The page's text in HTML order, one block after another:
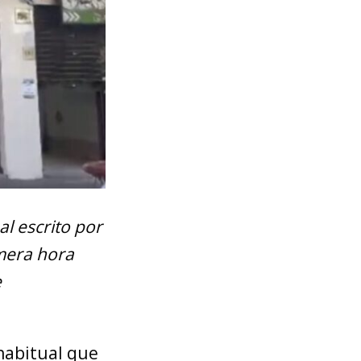
escrito por
hora
que